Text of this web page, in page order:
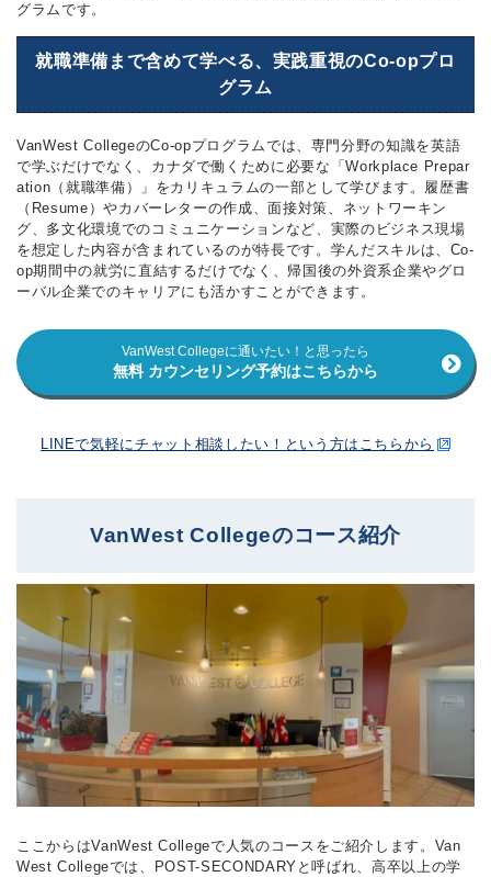
グラムです。
就職準備まで含めて学べる、実践重視のCo-opプロ
グラム
VanWest CollegeのCo-opプログラムでは、専門分野の知識を英語
で学ぶだけでなく、カナダで働くために必要な「Workplace Prepar
ation（就職準備）」をカリキュラムの一部として学びます。履歴書
（Resume）やカバーレターの作成、面接対策、ネットワーキン
グ、多文化環境でのコミュニケーションなど、実際のビジネス現場
を想定した内容が含まれているのが特長です。学んだスキルは、Co-
op期間中の就労に直結するだけでなく、帰国後の外資系企業やグロ
ーバル企業でのキャリアにも活かすことができます。
VanWest Collegeに通いたい！と思ったら
無料 カウンセリング予約はこちらから
LINEで気軽にチャット相談したい！という方はこちらから
VanWest Collegeのコース紹介
ここからはVanWest Collegeで人気のコースをご紹介します。Van
West Collegeでは、POST-SECONDARYと呼ばれ、高卒以上の学